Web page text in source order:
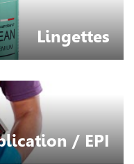
Lingettes
/ EPI